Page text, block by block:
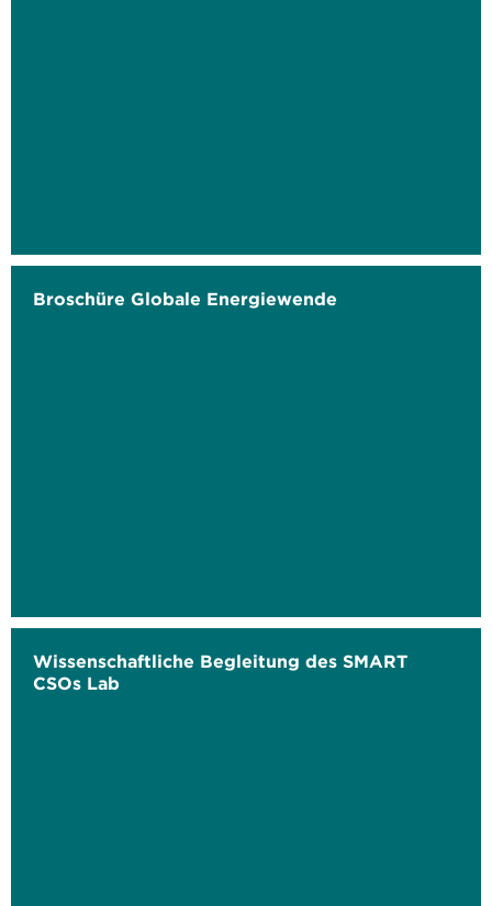
Broschüre Globale Energiewende
Wissenschaftliche Begleitung des SMART
CSOs Lab